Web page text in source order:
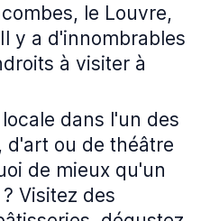
le Louvre,
y a d'innombrables
à visiter à
dans l'un des
d'art ou de théâtre
de mieux qu'un
Visitez des